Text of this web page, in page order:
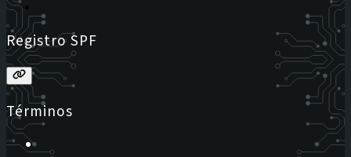
Registro SPF
Términos